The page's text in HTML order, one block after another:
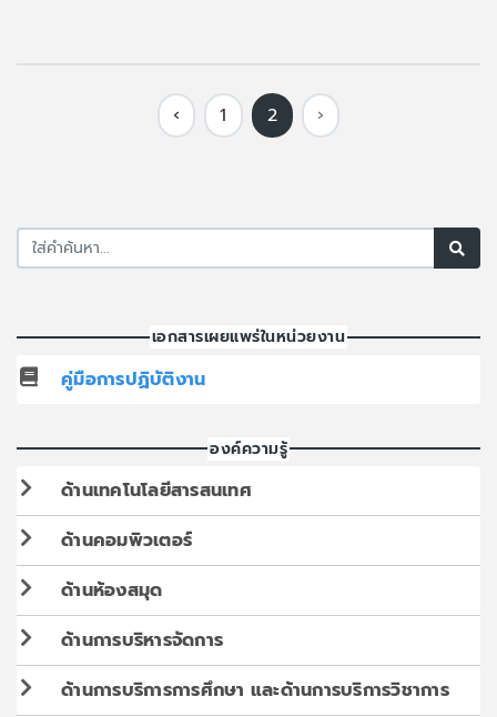
‹ 1 2 ›
เอกสารเผยแพร่ในหน่วยงาน
คู่มือการปฏิบัติงาน
องค์ความรู้
ด้านเทคโนโลยีสารสนเทศ
ด้านคอมพิวเตอร์
ด้านห้องสมุด
ด้านการบริหารจัดการ
ด้านการบริการการศึกษา และด้านการบริการวิชาการ